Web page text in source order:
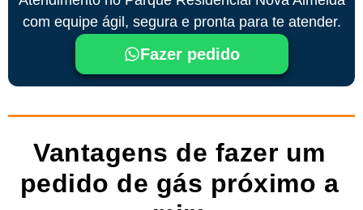
com equipe ágil, segura e pronta para te atender.
Fazer pedido
Vantagens de fazer um
pedido de gás próximo a